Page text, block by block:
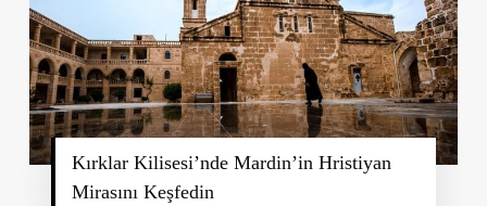
Kırklar Kilisesi’nde Mardin’in Hristiyan
Mirasını Keşfedin